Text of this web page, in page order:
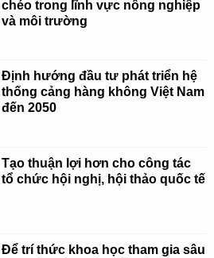
chéo trong lĩnh vực nông nghiệp
và môi trường
Định hướng đầu tư phát triển hệ
thống cảng hàng không Việt Nam
đến 2050
Tạo thuận lợi hơn cho công tác
tổ chức hội nghị, hội thảo quốc tế
Để trí thức khoa học tham gia sâu